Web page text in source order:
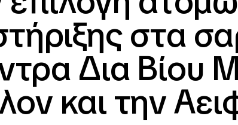
στα
Δια Βίου
και την